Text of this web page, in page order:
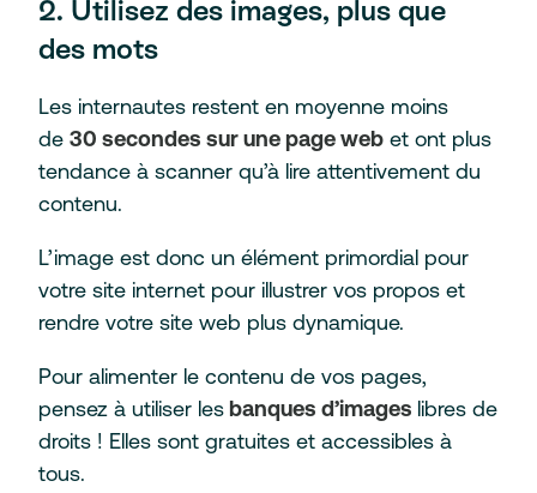
2. Utilisez des images, plus que
des mots
Les internautes restent en moyenne moins
de 30 secondes sur une page webet ont plus
tendance à scanner qu’à lire attentivement du
contenu.
L’image est donc un élément primordial pour
votre site internet pour illustrer vos propos et
rendre votre site web plus dynamique.
Pour alimenter le contenu de vos pages,
pensez à utiliser lesbanques d’images libres de
droits ! Elles sont gratuites et accessibles à
tous.